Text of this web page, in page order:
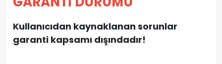
Kullanıcıdan kaynaklanan sorunlar
garanti kapsamı dışındadır!